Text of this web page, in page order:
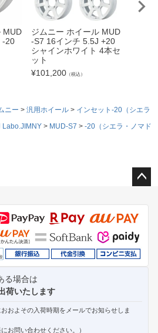
MUD
-20
ジムニー ホイール MUD
-S7 16インチ 5.5J +20
シャインホワイト 4本セ
ット
¥101,200 （税込）
ニー 汎用ホイール
インセット-20（シエラ
Labo.JIMNY MUD-S7 -20（シエラ・ノマド
ジト
ップ
へ
る場合は
荷いたします
およその入荷時期をメールでお知らせしま
お問い合わせください。）